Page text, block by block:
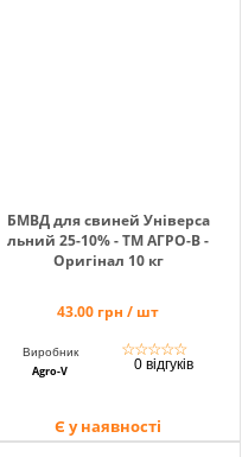
БМВД для свиней Універса
льний 25-10% - ТМ АГРО-В -
Оригінал 10 кг
43.00 грн / шт
Виробник
Agro-V
☆☆☆☆☆
0 відгуків
Є у наявності